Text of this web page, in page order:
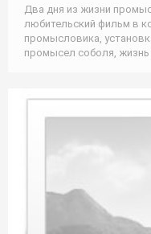
Два дня из жизни
любительский фильм в
промысловика,
промысел соболя, жизнь